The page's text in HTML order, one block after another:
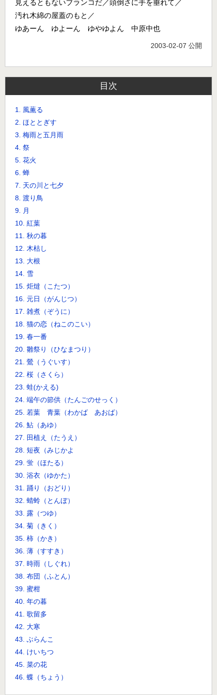
見えるともないブランコだ／頭倒さに手を垂れて／
汚れ木綿の屋蓋のもと／
ゆあーん ゆよーん ゆやゆよん 中原中也
2003-02-07 公開
目次
1. 風薫る
2. ほととぎす
3. 梅雨と五月雨
4. 祭
5. 花火
6. 蝉
7. 天の川と七夕
8. 渡り鳥
9. 月
10. 紅葉
11. 秋の暮
12. 木枯し
13. 大根
14. 雪
15. 炬燵（こたつ）
16. 元日（がんじつ）
17. 雑煮（ぞうに）
18. 猫の恋（ねこのこい）
19. 春一番
20. 雛祭り（ひなまつり）
21. 鶯（うぐいす）
22. 桜（さくら）
23. 蛙(かえる)
24. 端午の節供（たんごのせっく）
25. 若葉 青葉（わかば あおば）
26. 鮎（あゆ）
27. 田植え（たうえ）
28. 短夜（みじかよ
29. 蛍（ほたる）
30. 浴衣（ゆかた）
31. 踊り（おどり）
32. 蜻蛉（とんぼ）
33. 露（つゆ）
34. 菊（きく）
35. 柿（かき）
36. 薄（すすき）
37. 時雨（しぐれ）
38. 布団（ふとん）
39. 蜜柑
40. 年の暮
41. 歌留多
42. 大寒
43. ぶらんこ
44. けいちつ
45. 菜の花
46. 蝶（ちょう）